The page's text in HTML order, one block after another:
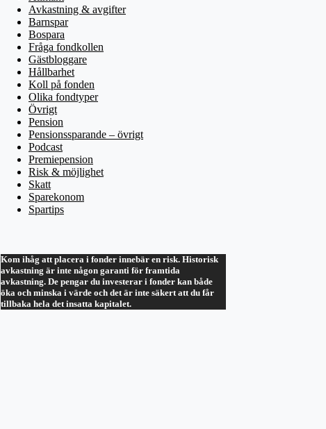
Avkastning & avgifter
Barnspar
Bospara
Fråga fondkollen
Gästbloggare
Hållbarhet
Koll på fonden
Olika fondtyper
Övrigt
Pension
Pensionssparande – övrigt
Podcast
Premiepension
Risk & möjlighet
Skatt
Sparekonom
Spartips
Kom ihåg att placera i fonder innebär en risk. Historisk
avkastning är inte någon garanti för framtida
avkastning. De pengar du investerar i fonder kan både
öka och minska i värde och det är inte säkert att du får
tillbaka hela det insatta kapitalet.